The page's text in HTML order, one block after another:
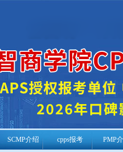
SCMP介绍 cpps报考 PMP